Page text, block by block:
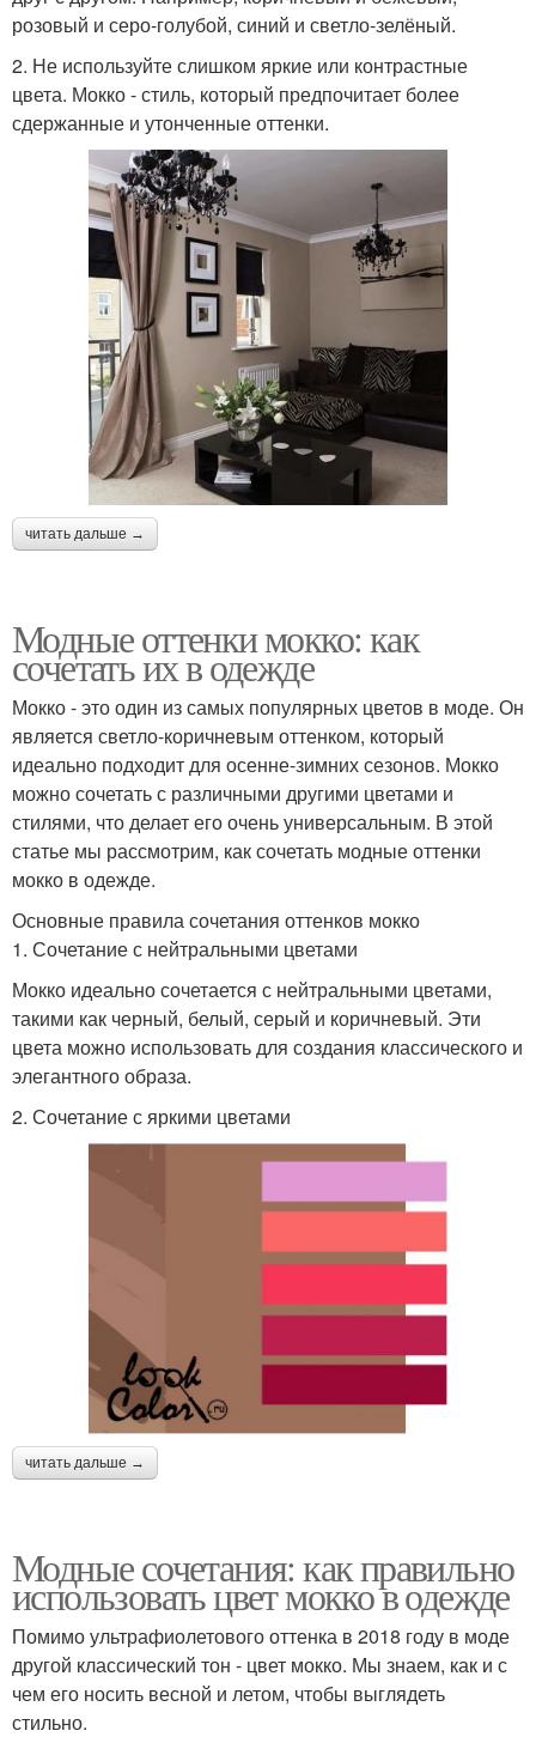
розовый и серо-голубой, синий и светло-зелёный.
2. Не используйте слишком яркие или контрастные
цвета. Мокко - стиль, который предпочитает более
сдержанные и утонченные оттенки.
читать дальше →
Модные оттенки мокко: как
сочетать их в одежде
Мокко - это один из самых популярных цветов в моде. Он
является светло-коричневым оттенком, который
идеально подходит для осенне-зимних сезонов. Мокко
можно сочетать с различными другими цветами и
стилями, что делает его очень универсальным. В этой
статье мы рассмотрим, как сочетать модные оттенки
мокко в одежде.
Основные правила сочетания оттенков мокко
1. Сочетание с нейтральными цветами
Мокко идеально сочетается с нейтральными цветами,
такими как черный, белый, серый и коричневый. Эти
цвета можно использовать для создания классического и
элегантного образа.
2. Сочетание с яркими цветами
читать дальше →
Модные сочетания: как правильно
использовать цвет мокко в одежде
Помимо ультрафиолетового оттенка в 2018 году в моде
другой классический тон - цвет мокко. Мы знаем, как и с
чем его носить весной и летом, чтобы выглядеть
стильно.